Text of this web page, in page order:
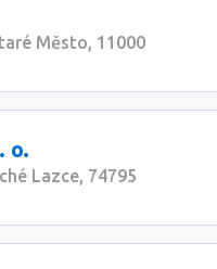
Město, 11000
o.
Lazce, 74795